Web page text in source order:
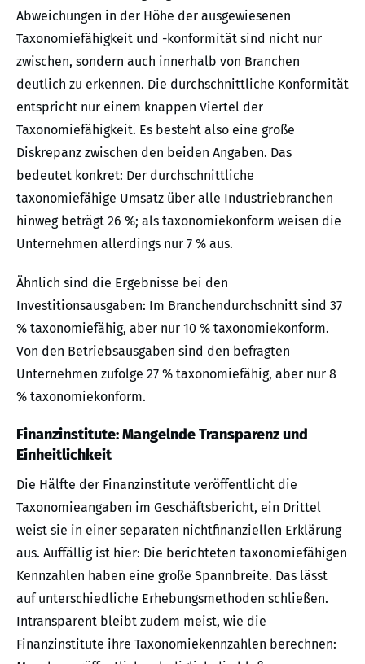
Abweichungen in der Höhe der ausgewiesenen
Taxonomiefähigkeit und -konformität sind nicht nur
zwischen, sondern auch innerhalb von Branchen
deutlich zu erkennen. Die durchschnittliche Konformität
entspricht nur einem knappen Viertel der
Taxonomiefähigkeit. Es besteht also eine große
Diskrepanz zwischen den beiden Angaben. Das
bedeutet konkret: Der durchschnittliche
taxonomiefähige Umsatz über alle Industriebranchen
hinweg beträgt 26 %; als taxonomiekonform weisen die
Unternehmen allerdings nur 7 % aus.
Ähnlich sind die Ergebnisse bei den
Investitionsausgaben: Im Branchendurchschnitt sind 37
% taxonomiefähig, aber nur 10 % taxonomiekonform.
Von den Betriebsausgaben sind den befragten
Unternehmen zufolge 27 % taxonomiefähig, aber nur 8
% taxonomiekonform.
Finanzinstitute: Mangelnde Transparenz und
Einheitlichkeit
Die Hälfte der Finanzinstitute veröffentlicht die
Taxonomieangaben im Geschäftsbericht, ein Drittel
weist sie in einer separaten nichtfinanziellen Erklärung
aus. Auffällig ist hier: Die berichteten taxonomiefähigen
Kennzahlen haben eine große Spannbreite. Das lässt
auf unterschiedliche Erhebungsmethoden schließen.
Intransparent bleibt zudem meist, wie die
Finanzinstitute ihre Taxonomiekennzahlen berechnen: